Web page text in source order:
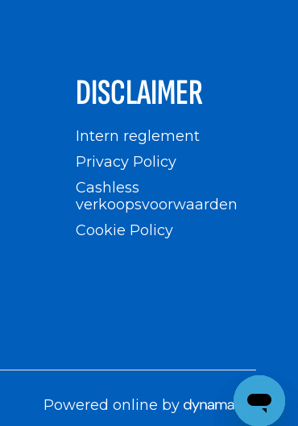
DISCLAIMER
Intern reglement
Privacy Policy
Cashless
verkoopsvoorwaarden
Cookie Policy
Powered online by